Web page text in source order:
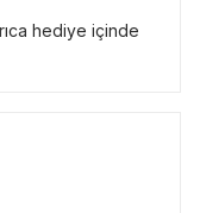
hediye içinde